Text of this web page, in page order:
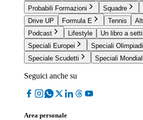
Probabili Formazioni
Squadre
Drive UP
Formula E Tennis
Podcast
Lifestyle
Un libro a
Speciali Europei
Speciali Olimpiadi
Speciale Scudetti
Speciali Mondiali
Seguici anche su
Area personale